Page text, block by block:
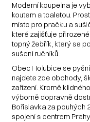
Moderní koupelna je
koutem a toaletou.
místo pro pračku a
které zajišťuje
topný žebřík, který se
sušení ručníků.
Obec Holubice se
najdete zde obchody,
zařízení. Kromě
výborně dopravně
Bořislavka za pouhých
spojení s centrem